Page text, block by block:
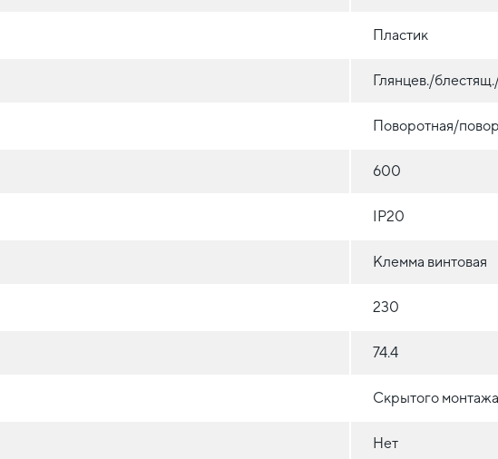
Пластик
Глянцев./
Поворотная/
600
IP20
Клемма винтовая
230
74.4
Скрытого
Нет